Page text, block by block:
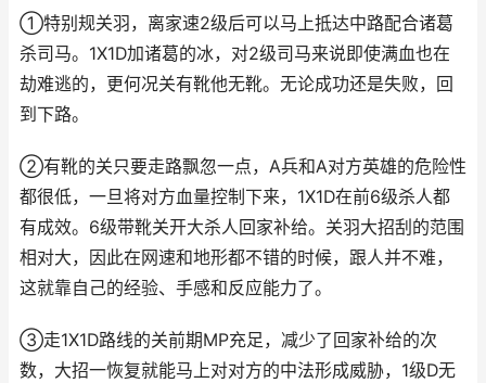
①特别规关羽，离家速2级后可以马上抵达中路配合诸葛
杀司马。1X1D加诸葛的冰，对2级司马来说即使满血也在
劫难逃的，更何况关有靴他无靴。无论成功还是失败，回
到下路。
②有靴的关只要走路飘忽一点，A兵和A对方英雄的危险性
都很低，一旦将对方血量控制下来，1X1D在前6级杀人都
有成效。6级带靴关开大杀人回家补给。关羽大招刮的范围
相对大，因此在网速和地形都不错的时候，跟人并不难，
这就靠自己的经验、手感和反应能力了。
③走1X1D路线的关前期MP充足，减少了回家补给的次
数，大招一恢复就能马上对对方的中法形成威胁，1级D无